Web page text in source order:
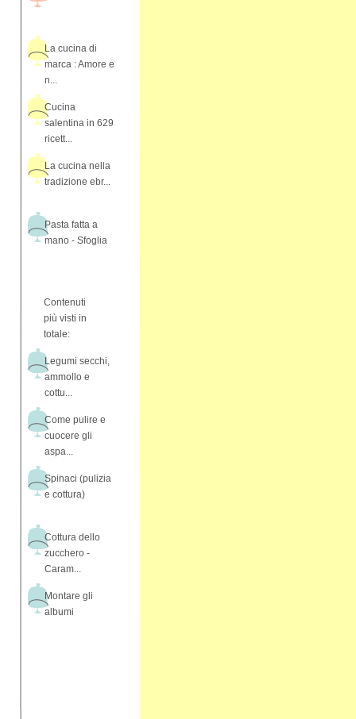
La cucina di
marca : Amore e
n...
Cucina
salentina in 629
ricett...
La cucina nella
tradizione ebr...
Pasta fatta a
mano - Sfoglia
Contenuti
più visti in
totale:
Legumi secchi,
ammollo e
cottu...
Come pulire e
cuocere gli
aspa...
Spinaci (pulizia
e cottura)
Cottura dello
zucchero -
Caram...
Montare gli
albumi